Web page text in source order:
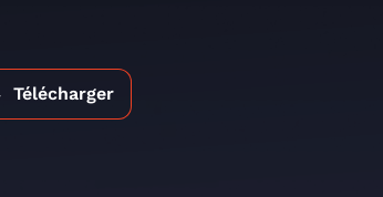
Télécharger